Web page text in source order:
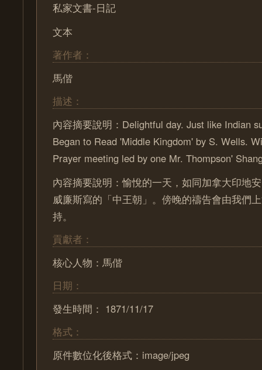
私家文書-日記
文本
著作者：
馬偕
描述：
內容摘要說明：Delightful day. Just like Indian
Began to Read 'Middle Kingdom' by S. Wells.
Prayer meeting led by one Mr. Thompson'
內容摘要說明：愉悅的一天，如同加拿大印地
威廉斯寫的「中王朝」。傍晚的禱告會由我們
持。
貢獻者：
核心人物：馬偕
日期：
發生時間： 1871/11/17
格式：
原件數位化後格式：image/jpeg